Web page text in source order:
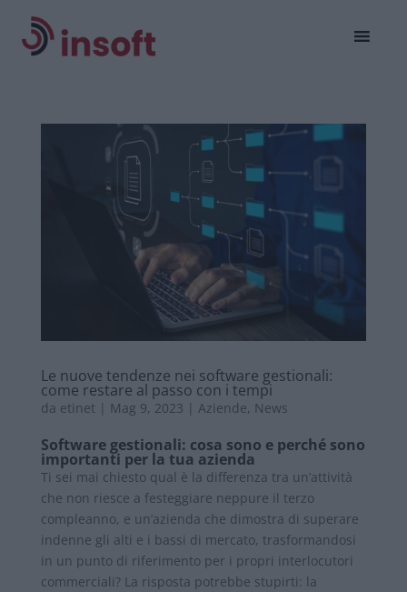
Le nuove tendenze nei software gestionali:
come restare al passo con i tempi
da etinet | Mag 9, 2023 | Aziende, News
Software gestionali: cosa sono e perché sono
importanti per la tua azienda
Ti sei mai chiesto qual è la differenza tra un’attività
che non riesce a festeggiare neppure il terzo
compleanno, e un’azienda che dimostra di superare
indenne gli alti e i bassi di mercato, trasformandosi
in un punto di riferimento per i propri interlocutori
commerciali? La risposta potrebbe stupirti: la